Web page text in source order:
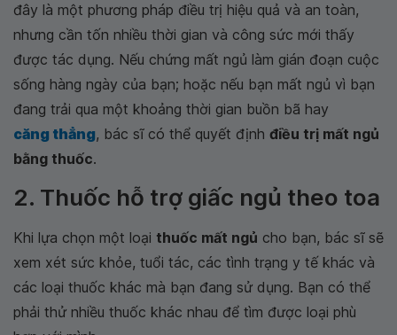
đây là một phương pháp điều trị hiệu quả và an toàn,
nhưng cần tốn nhiều thời gian và công sức mới thấy
được tác dụng. Nếu chứng mất ngủ làm gián đoạn cuộc
sống hàng ngày của bạn; hoặc nếu bạn mất ngủ vì bạn
đang trải qua một khoảng thời gian buồn bã hay
căng thẳng, bác sĩ có thể quyết định điều trị mất ngủ
bằng thuốc.
2. Thuốc hỗ trợ giấc ngủ theo toa
Khi lựa chọn một loại thuốc mất ngủ cho bạn, bác sĩ sẽ
xem xét sức khỏe, tuổi tác, các tình trạng y tế khác và
các loại thuốc khác mà bạn đang sử dụng. Bạn có thể
phải thử nhiều thuốc khác nhau để tìm được loại phù